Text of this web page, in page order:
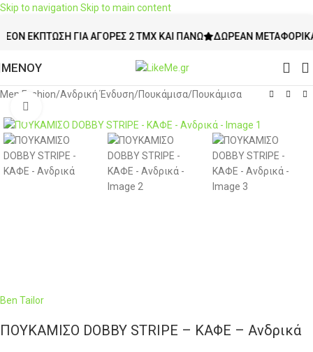
Skip to navigation Skip to main content
ΓΙΑ ΑΓΟΡΈΣ 2 ΤΜΧ ΚΑΙ ΠΆΝΩ ΔΩΡΕΆΝ ΜΕΤΑΦΟΡΙΚΆ ΆΝΩ
ΜΕΝΟΥ
Men Fashion/Ανδρική Ένδυση/Πουκάμισα/Πουκάμισα
Ben Tailor
ΠΟΥΚΑΜΙΣΟ DOBBY STRIPE – ΚΑΦΕ – Ανδρικά